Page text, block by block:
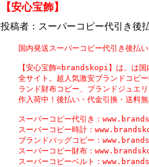
【安心宝飾】
投稿者：スーパーコピー代引き後
国内発送スーパーコピー代引き後払
【安心宝飾=brandskopi】は、は国
全サイト。超人気激安ブランドコピ
ランド財布コピー、ブランドジュエ
作入荷中！後払い・代金引換・送料
スーパーコピー代引き：
スーパーコピー時計：
ブランドバッグコピー：
スーパーコピー財布：
スーパーコピーベルト：